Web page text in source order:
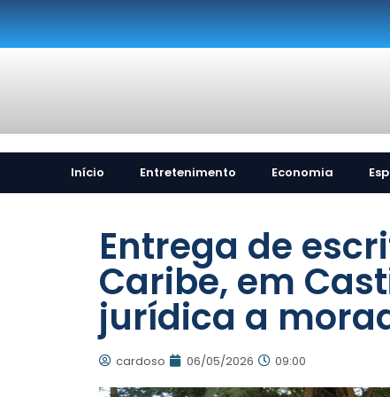
Início Entretenimento Economia
Entrega de
Caribe, em
jurídica a
cardoso 06/05/2026 09:00